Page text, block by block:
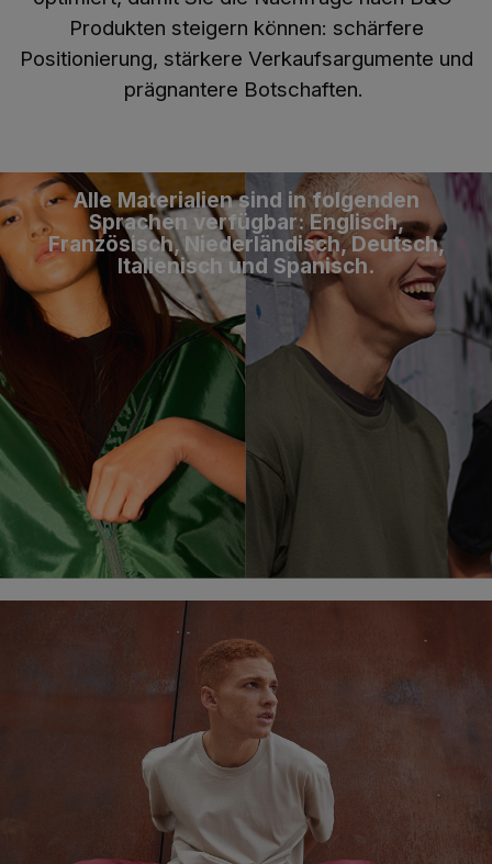
Produkten steigern können: schärfere
Positionierung, stärkere Verkaufsargumente und
prägnantere Botschaften.
Alle Materialien sind in folgenden
Sprachen verfügbar: Englisch,
Französisch, Niederländisch, Deutsch,
Italienisch und Spanisch.